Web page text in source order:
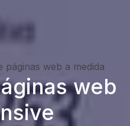
páginas web a medida
web